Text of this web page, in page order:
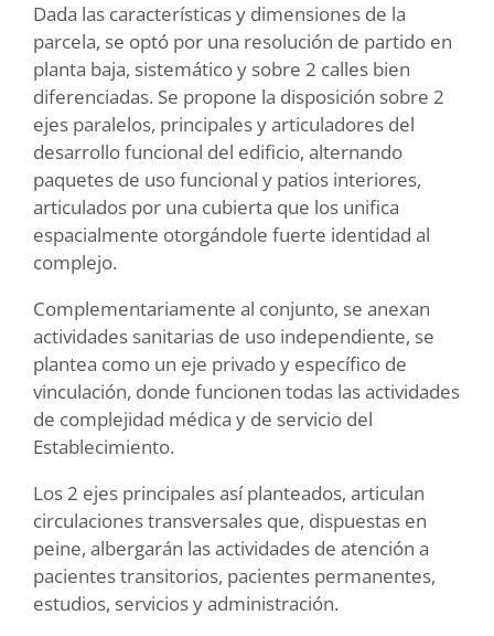
Dada las características y dimensiones de la
parcela, se optó por una resolución de partido en
planta baja, sistemático y sobre 2 calles bien
diferenciadas. Se propone la disposición sobre 2
ejes paralelos, principales y articuladores del
desarrollo funcional del edificio, alternando
paquetes de uso funcional y patios interiores,
articulados por una cubierta que los unifica
espacialmente otorgándole fuerte identidad al
complejo.
Complementariamente al conjunto, se anexan
actividades sanitarias de uso independiente, se
plantea como un eje privado y específico de
vinculación, donde funcionen todas las actividades
de complejidad médica y de servicio del
Establecimiento.
Los 2 ejes principales así planteados, articulan
circulaciones transversales que, dispuestas en
peine, albergarán las actividades de atención a
pacientes transitorios, pacientes permanentes,
estudios, servicios y administración.